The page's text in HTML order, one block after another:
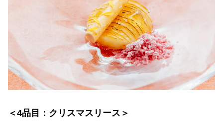
＜4品目：クリスマスリース＞